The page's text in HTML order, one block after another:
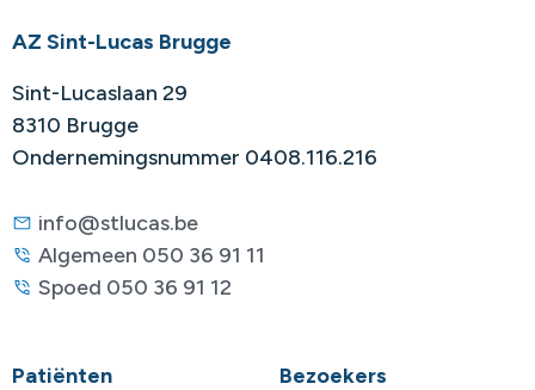
AZ Sint-Lucas Brugge
Sint-Lucaslaan 29
8310 Brugge
Ondernemingsnummer 0408.116.216
info@stlucas.be
Algemeen 050 36 91 11
Spoed 050 36 91 12
Patiënten Bezoekers